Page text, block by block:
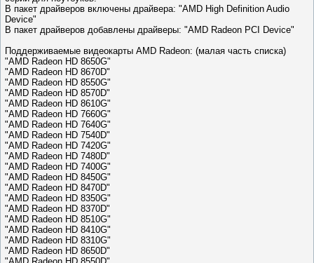
В пакет драйверов включены драйвера: "AMD High Definition Audio
Device"
В пакет драйверов добавлены драйверы: "AMD Radeon PCI Device"
Поддерживаемые видеокарты AMD Radeon: (малая часть списка)
"AMD Radeon HD 8650G"
"AMD Radeon HD 8670D"
"AMD Radeon HD 8550G"
"AMD Radeon HD 8570D"
"AMD Radeon HD 8610G"
"AMD Radeon HD 7660G"
"AMD Radeon HD 7640G"
"AMD Radeon HD 7540D"
"AMD Radeon HD 7420G"
"AMD Radeon HD 7480D"
"AMD Radeon HD 7400G"
"AMD Radeon HD 8450G"
"AMD Radeon HD 8470D"
"AMD Radeon HD 8350G"
"AMD Radeon HD 8370D"
"AMD Radeon HD 8510G"
"AMD Radeon HD 8410G"
"AMD Radeon HD 8310G"
"AMD Radeon HD 8650D"